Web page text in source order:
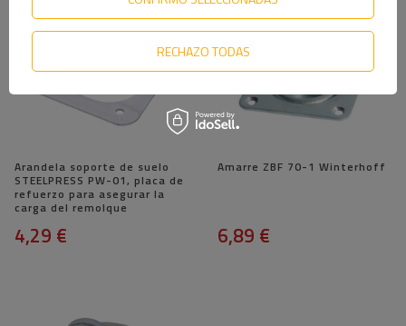
Arandela soporte de suelo
STEELPRESS PW-01, placa de
refuerzo para asegurar la
carga del remolque
4,29 €
Amarre ZBF 70-1 Winterhoff
6,89 €
RECHAZO TODAS